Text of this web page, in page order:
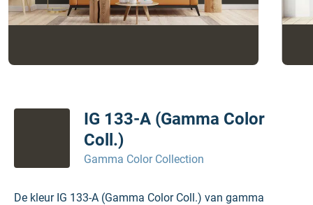
IG 133-A (Gamma Color
Coll.)
Gamma Color Collection
De kleur IG 133-A (Gamma Color Coll.) van gamma